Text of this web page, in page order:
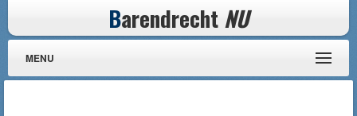
Barendrecht NU
MENU